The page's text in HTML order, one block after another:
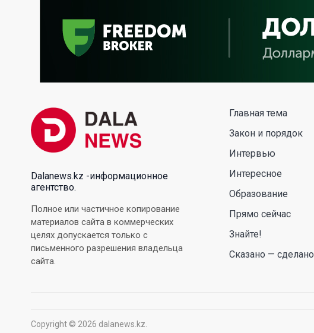
Dalanews.kz -информационное
агентство.
Полное или частичное копирование
материалов сайта в коммерческих
целях допускается только с
письменного разрешения владельца
сайта.
Главная тема
Закон и порядок
Интервью
Интересное
Образование
Прямо сейчас
Знайте!
Сказано — сделано
Copyright © 2026 dalanews.kz.